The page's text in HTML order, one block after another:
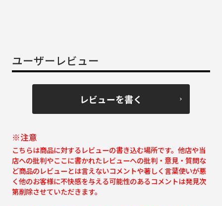
ユーザーレビュー
レビューを書く
※注意
こちらは商品に対するレビューの書き込む場所です。他店や当
店への批判やここに書かれたレビューへの批判・意見・質問な
ど商品のレビューとは言えないコメントや著しく言葉使いが悪
く他のお客様に不快感を与える可能性のあるコメントは発見次
第削除させていただきます。